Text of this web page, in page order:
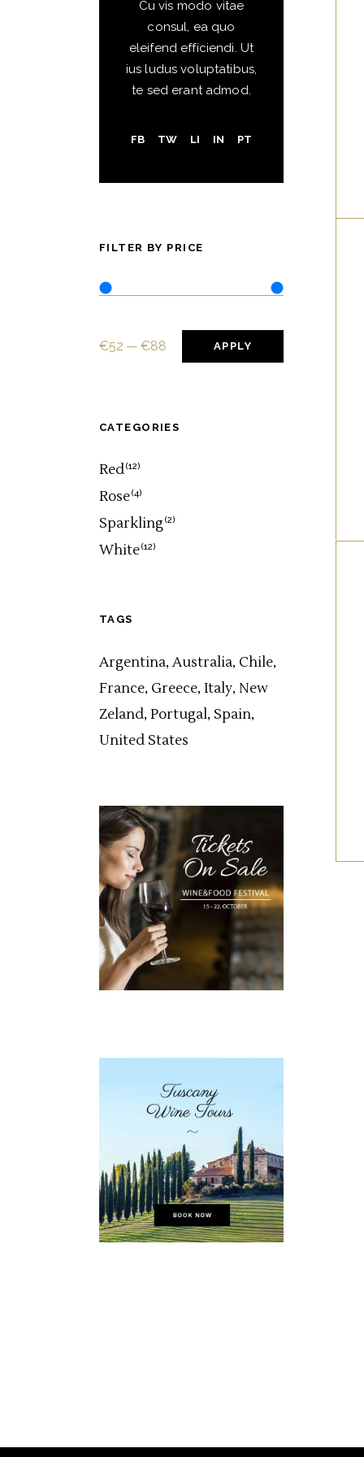
Cu vis modo vitae
consul, ea quo
eleifend efficiendi. Ut
ius ludus voluptatibus,
te sed erant admod.
FB TW LI IN PT
FILTER BY PRICE
€52 €88 APPLYAPPLY PRICE
CATEGORIES
Red(12)
Rose(4)
Sparkling(2)
White(12)
TAGS
Argentina Australia Chile
France Greece Italy New
Zeland Portugal Spain
United States